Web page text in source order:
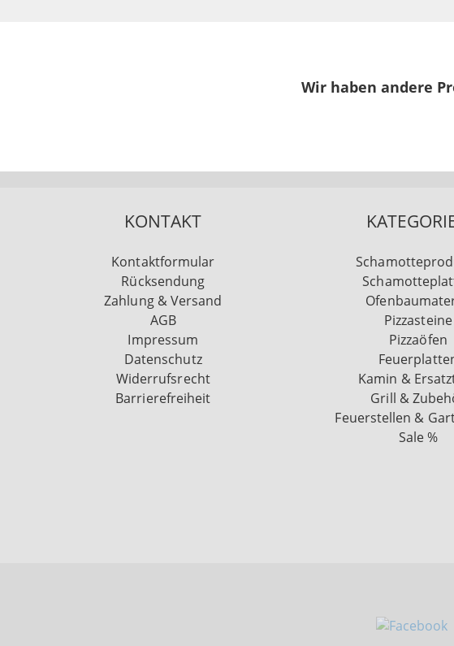
Wir haben andere
KONTAKT
Kontaktformular
Rücksendung
Zahlung & Versand
AGB
Impressum
Datenschutz
Widerrufsrecht
Barrierefreiheit
Pizzasteine
Pizzaöfen
Kamin &
Grill &
Feuerstellen &
Sale %